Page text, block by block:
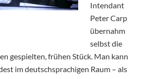
Intendant
Peter Carp
übernahm
selbst die
gespielten, frühen Stück. Man kann
im deutschsprachigen Raum – als